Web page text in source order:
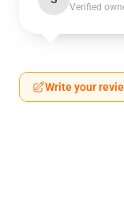
Verified
Write your